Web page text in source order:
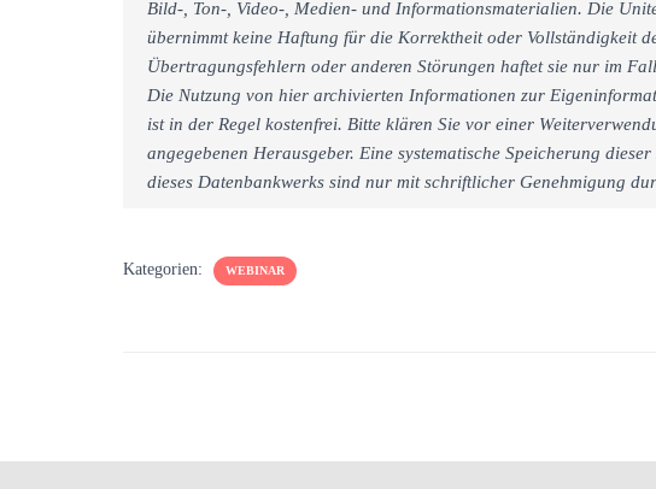
Bild-, Ton-, Video-, Medien- und Informationsmaterialien. Die
übernimmt keine Haftung für die Korrektheit oder Vollständigkeit
Übertragungsfehlern oder anderen Störungen haftet sie nur im
Die Nutzung von hier archivierten Informationen zur
ist in der Regel kostenfrei. Bitte klären Sie vor einer
angegebenen Herausgeber. Eine systematische Speicherung
dieses Datenbankwerks sind nur mit schriftlicher Genehmigung
Kategorien: WEBINAR